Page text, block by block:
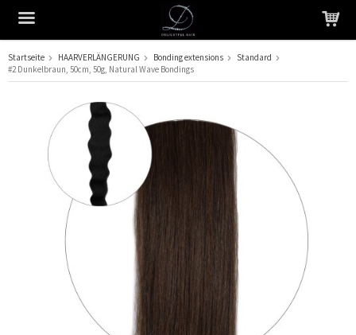
Das Produkt wurde in Ihren Warenkorb gelegt
Startseite HAARVERLÄNGERUNG Bonding extensions
Standard
#2 Dunkelbraun, 50cm, 50g, Natural Wave Bondings